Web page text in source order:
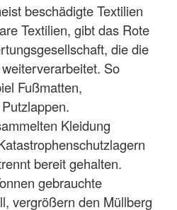
beschädigte Textilien
Textilien, gibt das Rote
die die
So
Fußmatten,
Kleidung
bereit gehalten.
gebrauchte
vergrößern den Müllberg